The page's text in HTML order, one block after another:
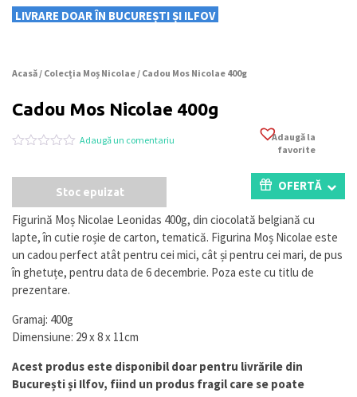
LIVRARE DOAR ÎN BUCUREȘTI ȘI ILFOV
Acasă / Colecția Moș Nicolae / Cadou Mos Nicolae 400g
Cadou Mos Nicolae 400g
5
pe
baza
a
evaluări
de
la
clienți
Adaugă un comentariu
Adaugă la
favorite
Stoc epuizat OFERTĂ
Figurină Moș Nicolae Leonidas 400g, din ciocolată belgiană cu
lapte, în cutie roșie de carton, tematică. Figurina Moș Nicolae este
un cadou perfect atât pentru cei mici, cât și pentru cei mari, de pus
în ghetuțe, pentru data de 6 decembrie. Poza este cu titlu de
prezentare.
Gramaj: 400g
Dimensiune: 29 x 8 x 11cm
Acest produs este disponibil doar pentru livrările din
București și Ilfov, fiind un produs fragil care se poate